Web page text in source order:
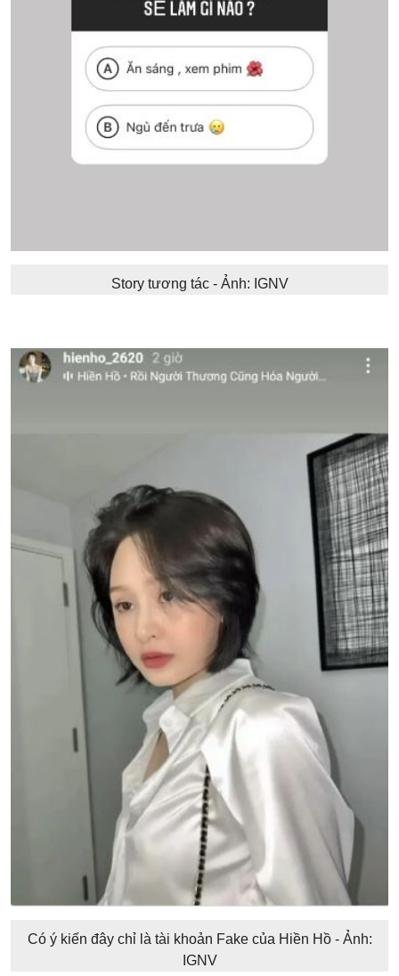
Story tương tác - Ảnh: IGNV
Có ý kiến đây chỉ là tài khoản Fake của Hiền Hồ - Ảnh:
IGNV